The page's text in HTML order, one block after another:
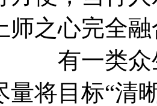
上 师之心完全
有一类众
量将目标“清